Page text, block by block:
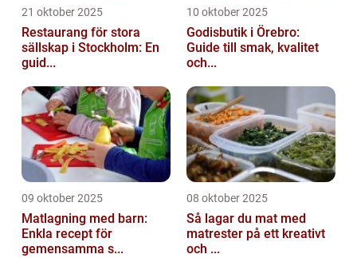
21 oktober 2025
Restaurang för stora
sällskap i Stockholm: En
guid...
10 oktober 2025
Godisbutik i Örebro:
Guide till smak, kvalitet
och...
09 oktober 2025
Matlagning med barn:
Enkla recept för
gemensamma s...
08 oktober 2025
Så lagar du mat med
matrester på ett kreativt
och ...